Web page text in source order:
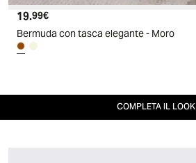
Prezzo attuale
19.99€
Bermuda con tasca elegante - Moro
COMPLETA IL LOOK